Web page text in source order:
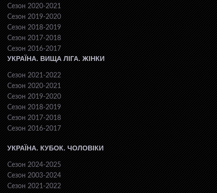
Сезон 2020-2021
Сезон 2019-2020
Сезон 2018-2019
Сезон 2017-2018
Сезон 2016-2017
УКРАЇНА. ВИЩА ЛІГА. ЖІНКИ
Сезон 2021-2022
Сезон 2020-2021
Сезон 2019-2020
Сезон 2018-2019
Сезон 2017-2018
Сезон 2016-2017
УКРАЇНА. КУБОК. ЧОЛОВІКИ
Сезон 2024-2025
Сезон 2003-2024
Сезон 2021-2022